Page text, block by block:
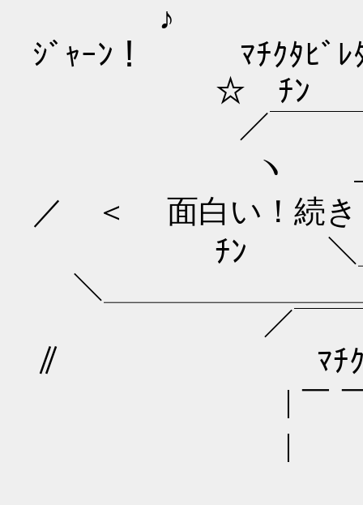
♪ ☆
ｼﾞｬｰﾝ！ ﾏﾁｸﾀﾋﾞﾚ
☆ ﾁﾝ 〃
／￣￣￣￣￣
ヽ ＿＿_＼
／ ＜ 面白い！続き
ﾁﾝ ＼
＼＿＿＿＿＿＿＿＿
／￣￣￣
∥ ﾏﾁｸﾀﾋﾞ
| ￣ ￣￣￣
| |